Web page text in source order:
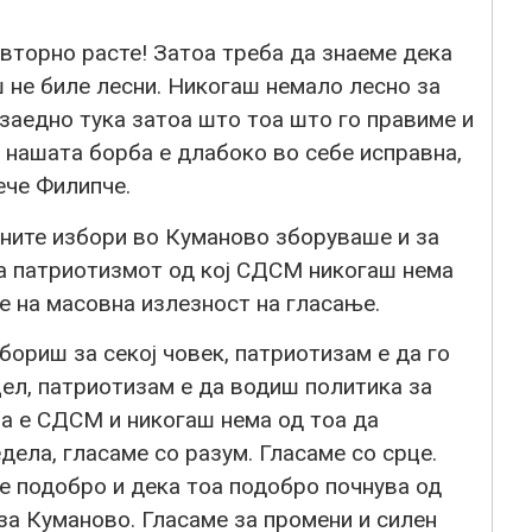
расте! Затоа треба да знаеме дека
биле лесни. Никогаш немало лесно за
тука затоа што тоа што го правиме и
борба е длабоко во себе исправна,
Филипче.
избори во Куманово зборуваше и за
патриотизмот од кој СДСМ никогаш нема
на масовна излезност на гласање.
за секој човек, патриотизам е да го
патриотизам е да водиш политика за
е СДСМ и никогаш нема од тоа да
гласаме со разум. Гласаме со срце.
подобро и дека тоа подобро почнува од
Куманово. Гласаме за промени и силен